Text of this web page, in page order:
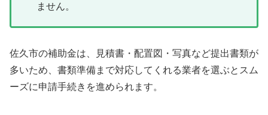
ません。
佐久市の補助金は、見積書・配置図・写真など提出書類が
多いため、書類準備まで対応してくれる業者を選ぶとスム
ーズに申請手続きを進められます。